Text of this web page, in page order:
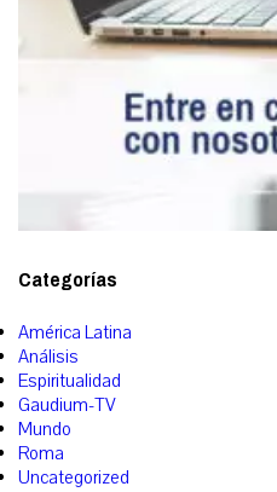
Categorías
América Latina
Análisis
Espiritualidad
Gaudium-TV
Mundo
Roma
Uncategorized